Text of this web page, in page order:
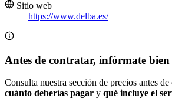
Sitio web
https://www.delba.es/
Antes de contratar, infórmate bien
Consulta nuestra sección de precios antes
cuánto deberías pagar y qué incluye el